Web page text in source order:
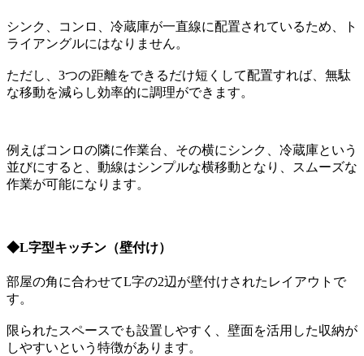
シンク、コンロ、冷蔵庫が一直線に配置されているため、ト
ライアングルにはなりません。
ただし、3つの距離をできるだけ短くして配置すれば、無駄
な移動を減らし効率的に調理ができます。
例えばコンロの隣に作業台、その横にシンク、冷蔵庫という
並びにすると、動線はシンプルな横移動となり、スムーズな
作業が可能になります。
◆L字型キッチン（壁付け）
部屋の角に合わせてL字の2辺が壁付けされたレイアウトで
す。
限られたスペースでも設置しやすく、壁面を活用した収納が
しやすいという特徴があります。